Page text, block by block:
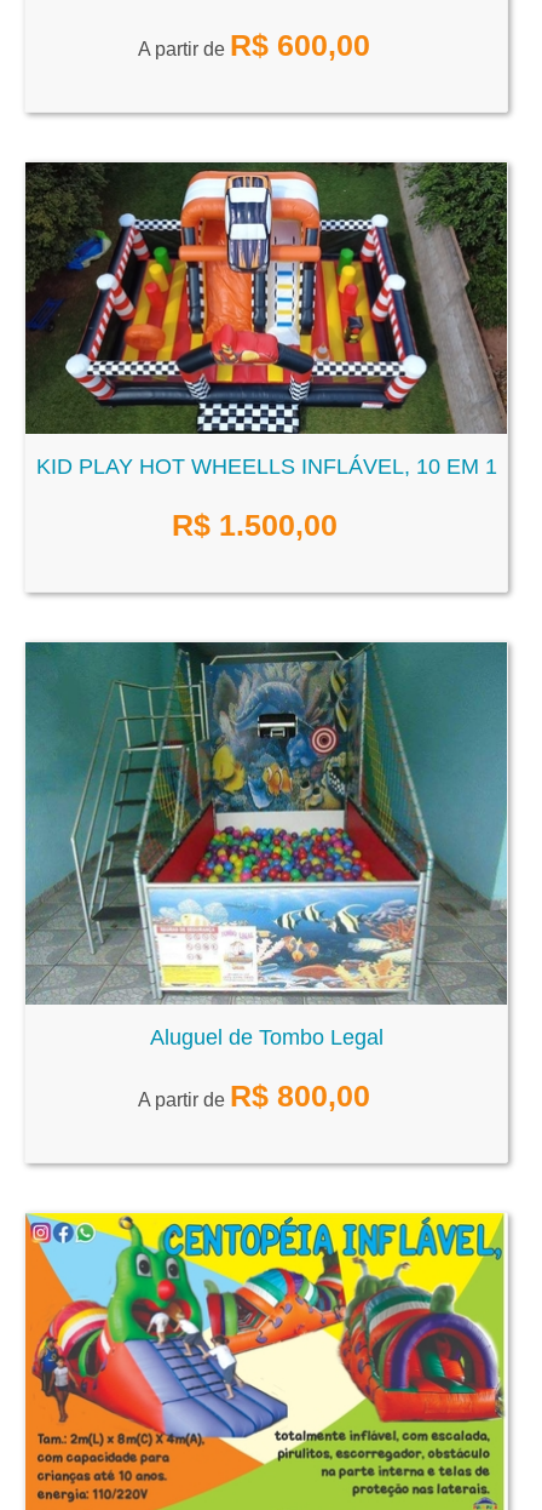
A partir de R$ 600,00
KID PLAY HOT WHEELLS INFLÁVEL, 10 EM 1
R$ 1.500,00
Aluguel de Tombo Legal
A partir de R$ 800,00